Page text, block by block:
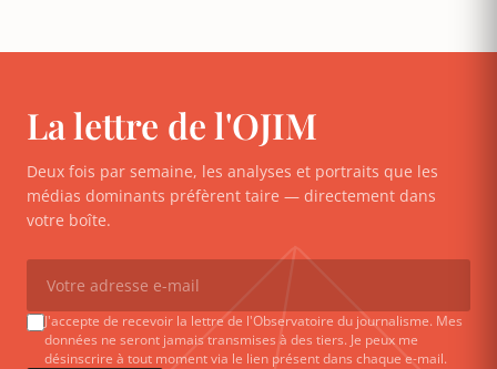
La lettre de l'OJIM
Deux fois par semaine, les analyses et portraits que les
médias dominants préfèrent taire — directement dans
votre boîte.
J'accepte de recevoir la lettre de l'Observatoire du journalisme. Mes
données ne seront jamais transmises à des tiers. Je peux me
désinscrire à tout moment via le lien présent dans chaque e-mail.